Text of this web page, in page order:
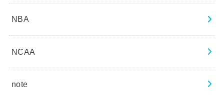
NBA
NCAA
note